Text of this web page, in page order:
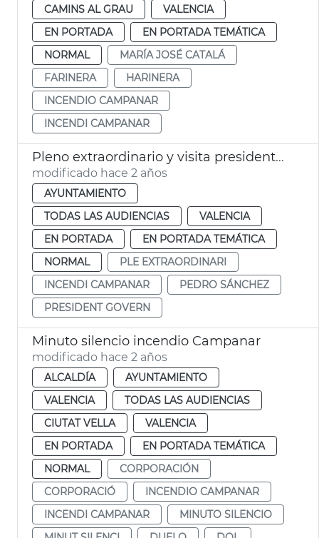
CAMINS AL GRAU
VALENCIA
EN PORTADA
EN PORTADA TEMÁTICA
NORMAL
MARÍA JOSÉ CATALÁ
FARINERA
HARINERA
INCENDIO CAMPANAR
INCENDI CAMPANAR
Pleno extraordinario y visita presidente del gobierno
modificado hace 2 años
AYUNTAMIENTO
TODAS LAS AUDIENCIAS
VALENCIA
EN PORTADA
EN PORTADA TEMÁTICA
NORMAL
PLE EXTRAORDINARI
INCENDI CAMPANAR
PEDRO SÁNCHEZ
PRESIDENT GOVERN
Minuto silencio incendio Campanar
modificado hace 2 años
ALCALDÍA
AYUNTAMIENTO
VALENCIA
TODAS LAS AUDIENCIAS
CIUTAT VELLA
VALENCIA
EN PORTADA
EN PORTADA TEMÁTICA
NORMAL
CORPORACIÓN
CORPORACIÓ
INCENDIO CAMPANAR
INCENDI CAMPANAR
MINUTO SILENCIO